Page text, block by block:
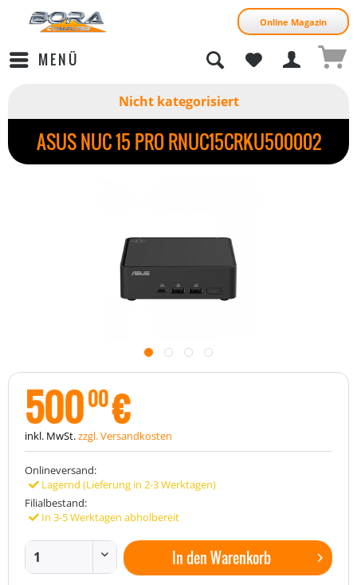
Online Magazin
MENÜ
Nicht kategorisiert
ASUS NUC 15 PRO RNUC15CRKU500002
50000€
inkl. MwSt.zzgl. Versandkosten
Onlineversand:
Lagernd (Lieferung in 2-3 Werktagen)
Filialbestand:
In 3-5 Werktagen abholbereit
In denWarenkorb